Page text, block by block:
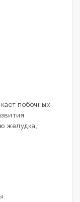
побочных
желудка,